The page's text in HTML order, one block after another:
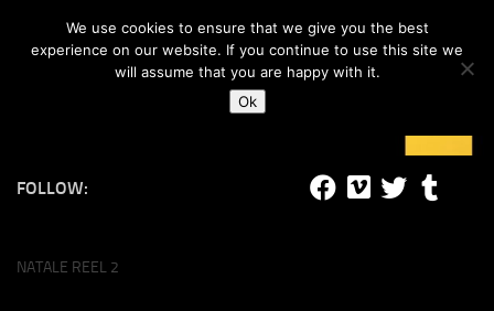
Skip to content
#lucalife
FOLLOW:
NATALE REEL 2
We use cookies to ensure that we give you the best
experience on our website. If you continue to use this site we
will assume that you are happy with it.
Ok